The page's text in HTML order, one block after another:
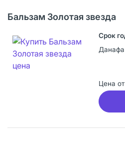
Бальзам Золотая звезда
Цена от